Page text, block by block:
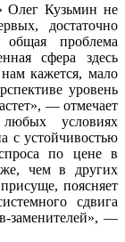
Олег Кузьмин не
достаточно
проблема
сфера здесь
кажется, мало
уровень
— отмечает
условиях
с устойчивостью
спроса по цене в
чем в других
поясняет
сдвига
заменителей», —